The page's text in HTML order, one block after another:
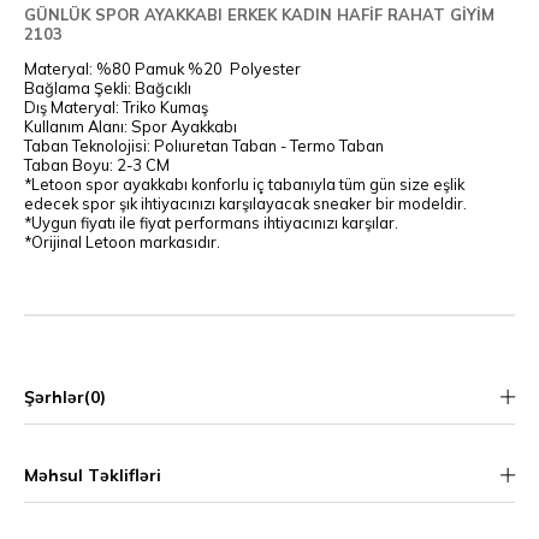
GÜNLÜK SPOR AYAKKABI ERKEK KADIN HAFİF RAHAT GİYİM
2103
Materyal: %80 Pamuk %20 Polyester
Bağlama Şekli: Bağcıklı
Dış Materyal: Triko Kumaş
Kullanım Alanı: Spor Ayakkabı
Taban Teknolojisi: Polıuretan Taban - Termo Taban
Taban Boyu: 2-3 CM
*Letoon spor ayakkabı konforlu iç tabanıyla tüm gün size eşlik
edecek spor şık ihtiyacınızı karşılayacak sneaker bir modeldir.
*Uygun fiyatı ile fiyat performans ihtiyacınızı karşılar.
*Orijinal Letoon markasıdır.
Şərhlər(0)
Məhsul Təklifləri